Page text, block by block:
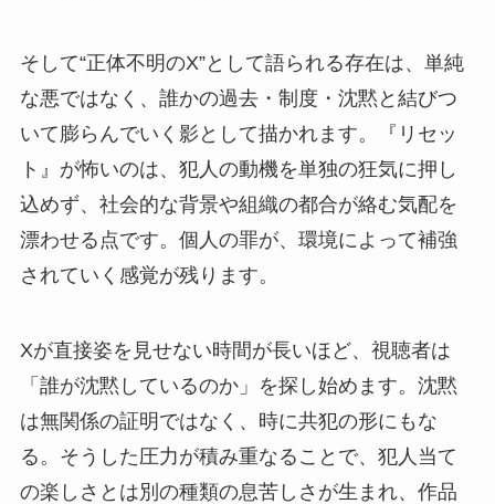
そして“正体不明のX”として語られる存在は、単純
な悪ではなく、誰かの過去・制度・沈黙と結びつ
いて膨らんでいく影として描かれます。『リセッ
ト』が怖いのは、犯人の動機を単独の狂気に押し
込めず、社会的な背景や組織の都合が絡む気配を
漂わせる点です。個人の罪が、環境によって補強
されていく感覚が残ります。
Xが直接姿を見せない時間が長いほど、視聴者は
「誰が沈黙しているのか」を探し始めます。沈黙
は無関係の証明ではなく、時に共犯の形にもな
る。そうした圧力が積み重なることで、犯人当て
の楽しさとは別の種類の息苦しさが生まれ、作品